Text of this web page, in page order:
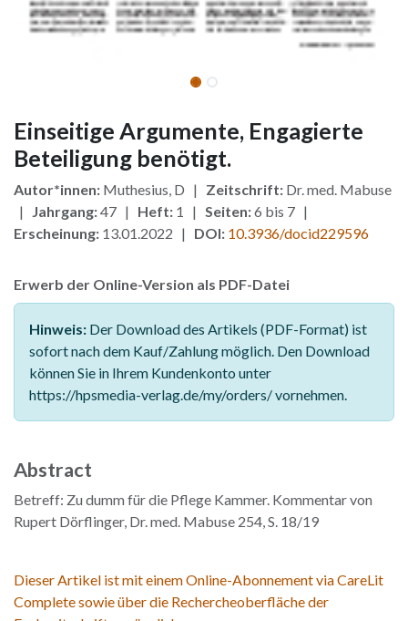
Einseitige Argumente, Engagierte
Beteiligung benötigt.
Autor*innen: Muthesius, D | Zeitschrift: Dr. med. Mabuse
| Jahrgang:47 | Heft: 1 | Seiten:6 bis 7 |
Erscheinung: 13.01.2022 | DOI: 10.3936/docid229596
Erwerb der Online-Version als PDF-Datei
Hinweis: Der Download des Artikels (PDF-Format) ist
sofort nach dem Kauf/Zahlung möglich. Den Download
können Sie in Ihrem Kundenkonto unter
https://hpsmedia-verlag.de/my/orders/ vornehmen.
Abstract
Betreff: Zu dumm für die Pflege Kammer. Kommentar von
Rupert Dörflinger, Dr. med. Mabuse 254, S. 18/19
Dieser Artikel ist mit einem Online-Abonnement via CareLit
Complete sowie über die Rechercheoberfläche der